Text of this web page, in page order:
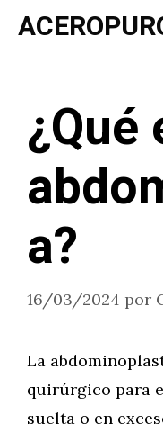
Saltar
¿Qué
a?
16/03/2024 por
La
quirúrgico para
suelta o en